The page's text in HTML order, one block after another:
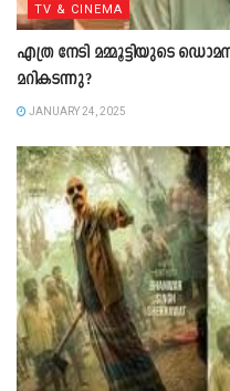
TV & CINEMA
എത്ര നേടി മമ്മൂട്ടിയുടെ
മറികടന്നു?
JANUARY 24, 2025